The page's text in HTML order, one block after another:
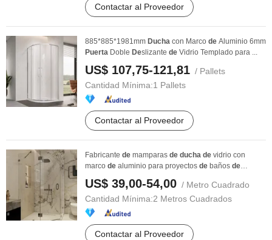
Contactar al Proveedor
885*885*1981mm Ducha con Marco de Aluminio 6mm
Puerta Doble Deslizante de Vidrio Templado para ...
US$ 107,75-121,81 / Pallets
Cantidad Mínima:1 Pallets
Contactar al Proveedor
Fabricante de mamparas de ducha de vidrio con
marco de aluminio para proyectos de baños de
hoteles y ...
US$ 39,00-54,00 / Metro Cuadrado
Cantidad Mínima:2 Metros Cuadrados
Contactar al Proveedor